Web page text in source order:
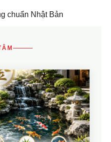
chuẩn Nhật Bản